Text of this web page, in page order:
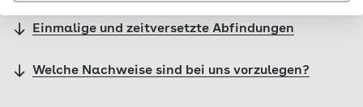
Einmalige und zeitversetzte Abfindungen
Welche Nachweise sind bei uns vorzulegen?